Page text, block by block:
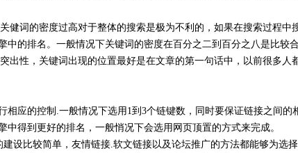
词的密度过高对于整体的搜索是极为不利的，如果在搜索过程中
中的排名。一般情况下关键词的密度在百分之二到百分之八是比较合
性，关键词出现的位置最好是在文章的第一句话中，以前很多人
的控制.一般情况下选用1到3个链键数，同时要保证链接之间的
中得到更好的排名，一般悄况下会选用网页顶置的方式来完成。
比较简单，友情链接.软文链接以及论坛推广的方法都能够为选